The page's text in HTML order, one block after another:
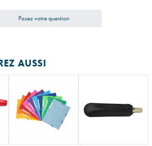
Posez votre question
AUSSI